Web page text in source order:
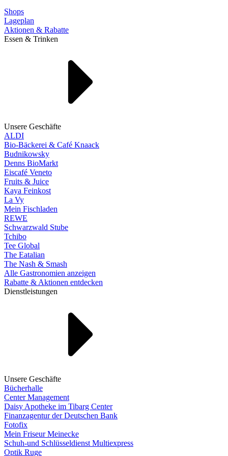
Shops
Lageplan
Aktionen & Rabatte
Essen & Trinken
Unsere Geschäfte
ALDI
Bio-Bäckerei & Café Knaack
Budnikowsky
Denns BioMarkt
Eiscafé Veneto
Fruits & Juice
Kaya Feinkost
La Vy
Mein Fischladen
REWE
Schwarzwald Stube
Tchibo
Tee Global
The Eatalian
The Nash & Smash
Alle Gastronomien anzeigen
Rabatte & Aktionen entdecken
Dienstleistungen
Unsere Geschäfte
Bücherhalle
Center Management
Daisy Apotheke im Tibarg Center
Finanzagentur der Deutschen Bank
Fotofix
Mein Friseur Meinecke
Schuh-und Schlüsseldienst Multiexpress
Optik Ruge